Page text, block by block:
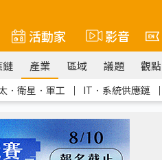
活動家 影音
鏈 產業 區域 議題 觀點
．衛星．軍工 ｜ IT．系統供應鏈 ｜